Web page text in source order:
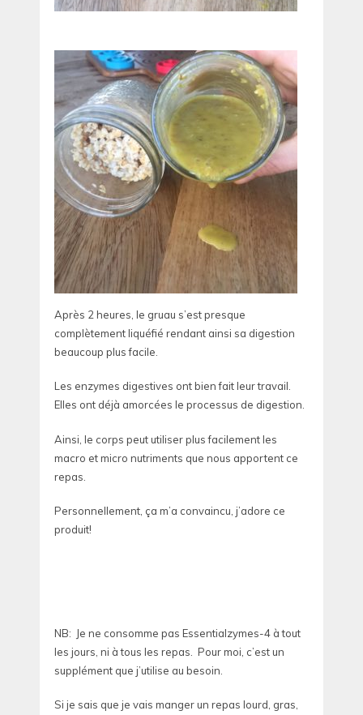
Après 2 heures, le gruau s’est presque
complètement liquéfié rendant ainsi sa digestion
beaucoup plus facile.
Les enzymes digestives ont bien fait leur travail.
Elles ont déjà amorcées le processus de digestion.
Ainsi, le corps peut utiliser plus facilement les
macro et micro nutriments que nous apportent ce
repas.
Personnellement, ça m’a convaincu, j’adore ce
produit!
NB: Je ne consomme pas Essentialzymes-4 à tout
les jours, ni à tous les repas. Pour moi, c’est un
supplément que j’utilise au besoin.
Si je sais que je vais manger un repas lourd, gras,